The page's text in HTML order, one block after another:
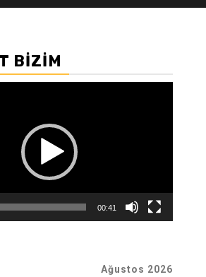
BIZIM
00:41
Ağustos 2026